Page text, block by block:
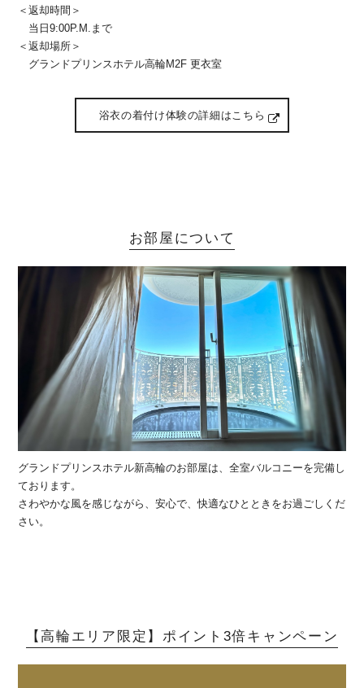
＜返却時間＞
当日9:00P.M.まで
＜返却場所＞
グランドプリンスホテル高輪M2F 更衣室
浴衣の着付け体験の詳細はこちら
お部屋について
グランドプリンスホテル新高輪のお部屋は、全室バルコニーを完備し
ております。
さわやかな風を感じながら、安心で、快適なひとときをお過ごしくだ
さい。
【高輪エリア限定】ポイント3倍キャンペーン